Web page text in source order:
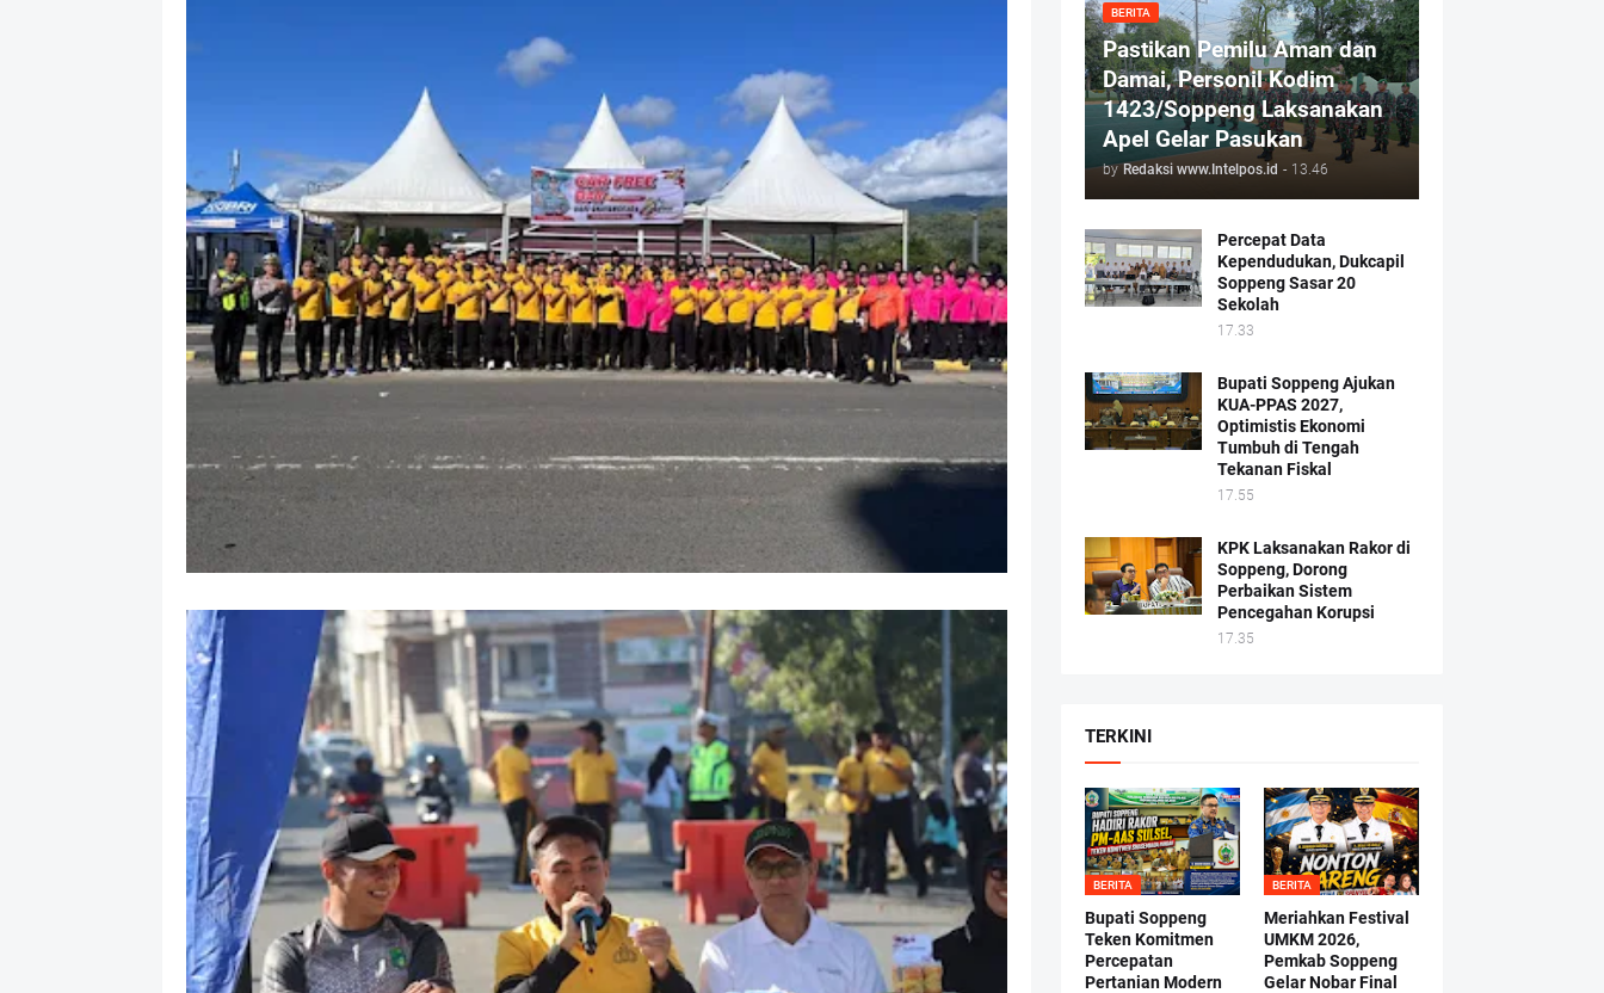
BERITA
Pastikan Pemilu Aman dan
Damai, Personil Kodim
1423/Soppeng Laksanakan
Apel Gelar Pasukan
by Redaksi www.Intelpos.id - 13.46
Percepat Data
Kependudukan, Dukcapil
Soppeng Sasar 20
Sekolah
17.33
Bupati Soppeng Ajukan
KUA-PPAS 2027,
Optimistis Ekonomi
Tumbuh di Tengah
Tekanan Fiskal
17.55
KPK Laksanakan Rakor di
Soppeng, Dorong
Perbaikan Sistem
Pencegahan Korupsi
17.35
TERKINI
BERITA
Bupati Soppeng
Teken Komitmen
Percepatan
Pertanian Modern
BERITA
Meriahkan Festival
UMKM 2026,
Pemkab Soppeng
Gelar Nobar Final